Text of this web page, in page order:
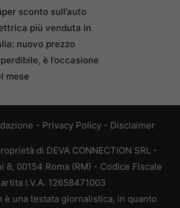
sconto sull’auto
più venduta in
nuovo prezzo
è l’occasione
mese
- Privacy Policy - Disclaimer
di DEVA CONNECTION SRL -
8, 00154 Roma (RM) - Codice Fiscale
I.V.A. 12658471003
è una testata giornalistica, in quanto